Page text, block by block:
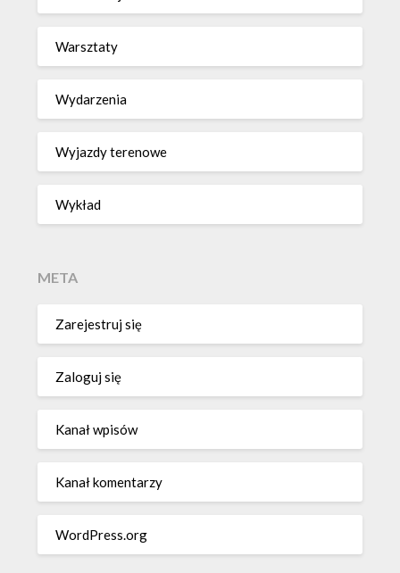
Warsztaty
Wydarzenia
Wyjazdy terenowe
Wykład
META
Zarejestruj się
Zaloguj się
Kanał wpisów
Kanał komentarzy
WordPress.org